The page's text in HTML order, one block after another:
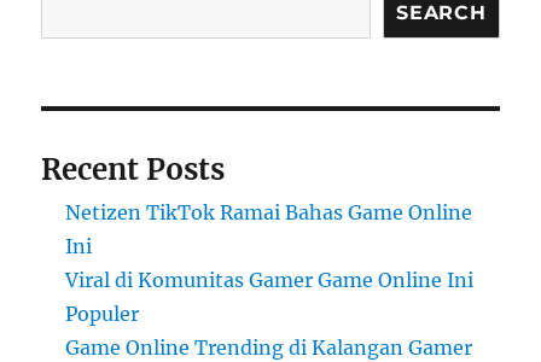
SEARCH
Recent Posts
Netizen TikTok Ramai Bahas Game Online
Ini
Viral di Komunitas Gamer Game Online Ini
Populer
Game Online Trending di Kalangan Gamer